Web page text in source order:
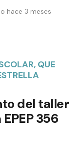
hace 3 meses
QUE
del taller
356